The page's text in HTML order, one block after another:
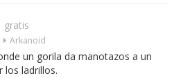
gratis
Arkanoid
un gorila da manotazos a un
los ladrillos.